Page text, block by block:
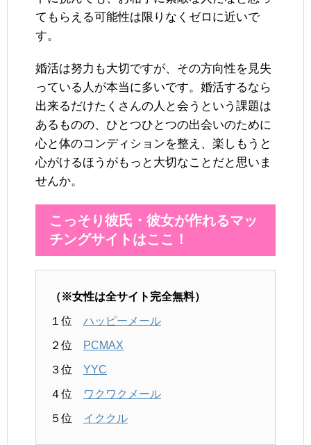
てもらえる可能性は限りなくゼロに近いで
す。
婚活は努力も大切ですが、その方向性を見失
っている人が本当に多いです。婚活するなら
出来るだけたくさんの人と会うという課題は
あるものの、ひとつひとつの出会いのために
心と体のコンディションを整え、楽しもうと
心がけるほうがもっと大切なことだと思いま
せんか。
こっそり彼氏・彼女が作れるマッ
チングサイトはここ！
（※女性は全サイト完全無料）
１位 ハッピーメール
２位 PCMAX
３位 YYC
４位 ワクワクメール
５位 イククル